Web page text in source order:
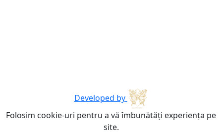
Developed by
Folosim cookie-uri pentru a vă îmbunătăți experiența pe
site.